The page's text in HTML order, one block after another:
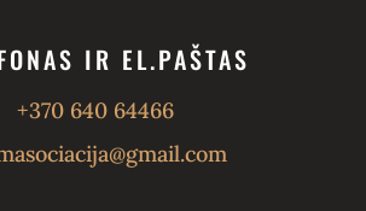
IR EL.PAŠTAS
+370 640 64466